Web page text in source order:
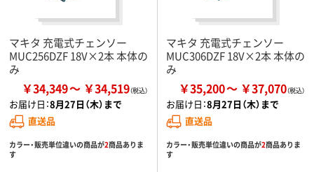
マキタ 充電式チェンソー
MUC256DZF 18V×2本 本体の
み
￥34,349 ￥34,519
お届け日：8月27日（木）まで
直送品
カラー・販売単位違いの商品が2商品ありま
す
マキタ 充電式チェンソー
MUC306DZF 18V×2本 本体の
み
￥35,200 ￥37,070
お届け日：8月27日（木）まで
直送品
カラー・販売単位違いの商品が2商品ありま
す